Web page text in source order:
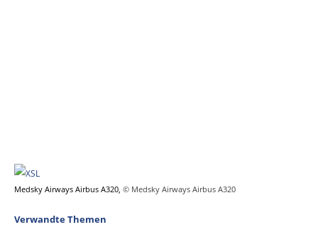
Medsky Airways Airbus A320, © Medsky Airways Airbus A320
Verwandte Themen